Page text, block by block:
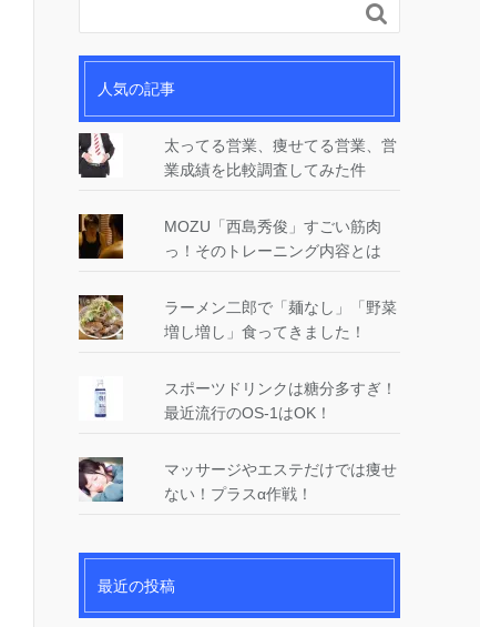

人気の記事
太ってる営業、痩せてる営業、営
業成績を比較調査してみた件
MOZU「西島秀俊」すごい筋肉
っ！そのトレーニング内容とは
ラーメン二郎で「麺なし」「野菜
増し増し」食ってきました！
スポーツドリンクは糖分多すぎ！
最近流行のOS-1はOK！
マッサージやエステだけでは痩せ
ない！プラスα作戦！
最近の投稿